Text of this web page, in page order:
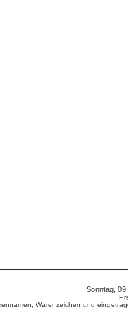
Sonntag,
Warenzeichen und